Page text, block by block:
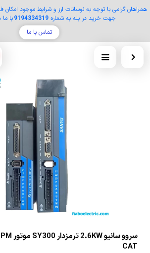
همراهان گرامی با توجه به نوسانات ارز و شرایط موجود امکان
جهت خرید در بله به شماره9194334319با
تماس با ما
CAT